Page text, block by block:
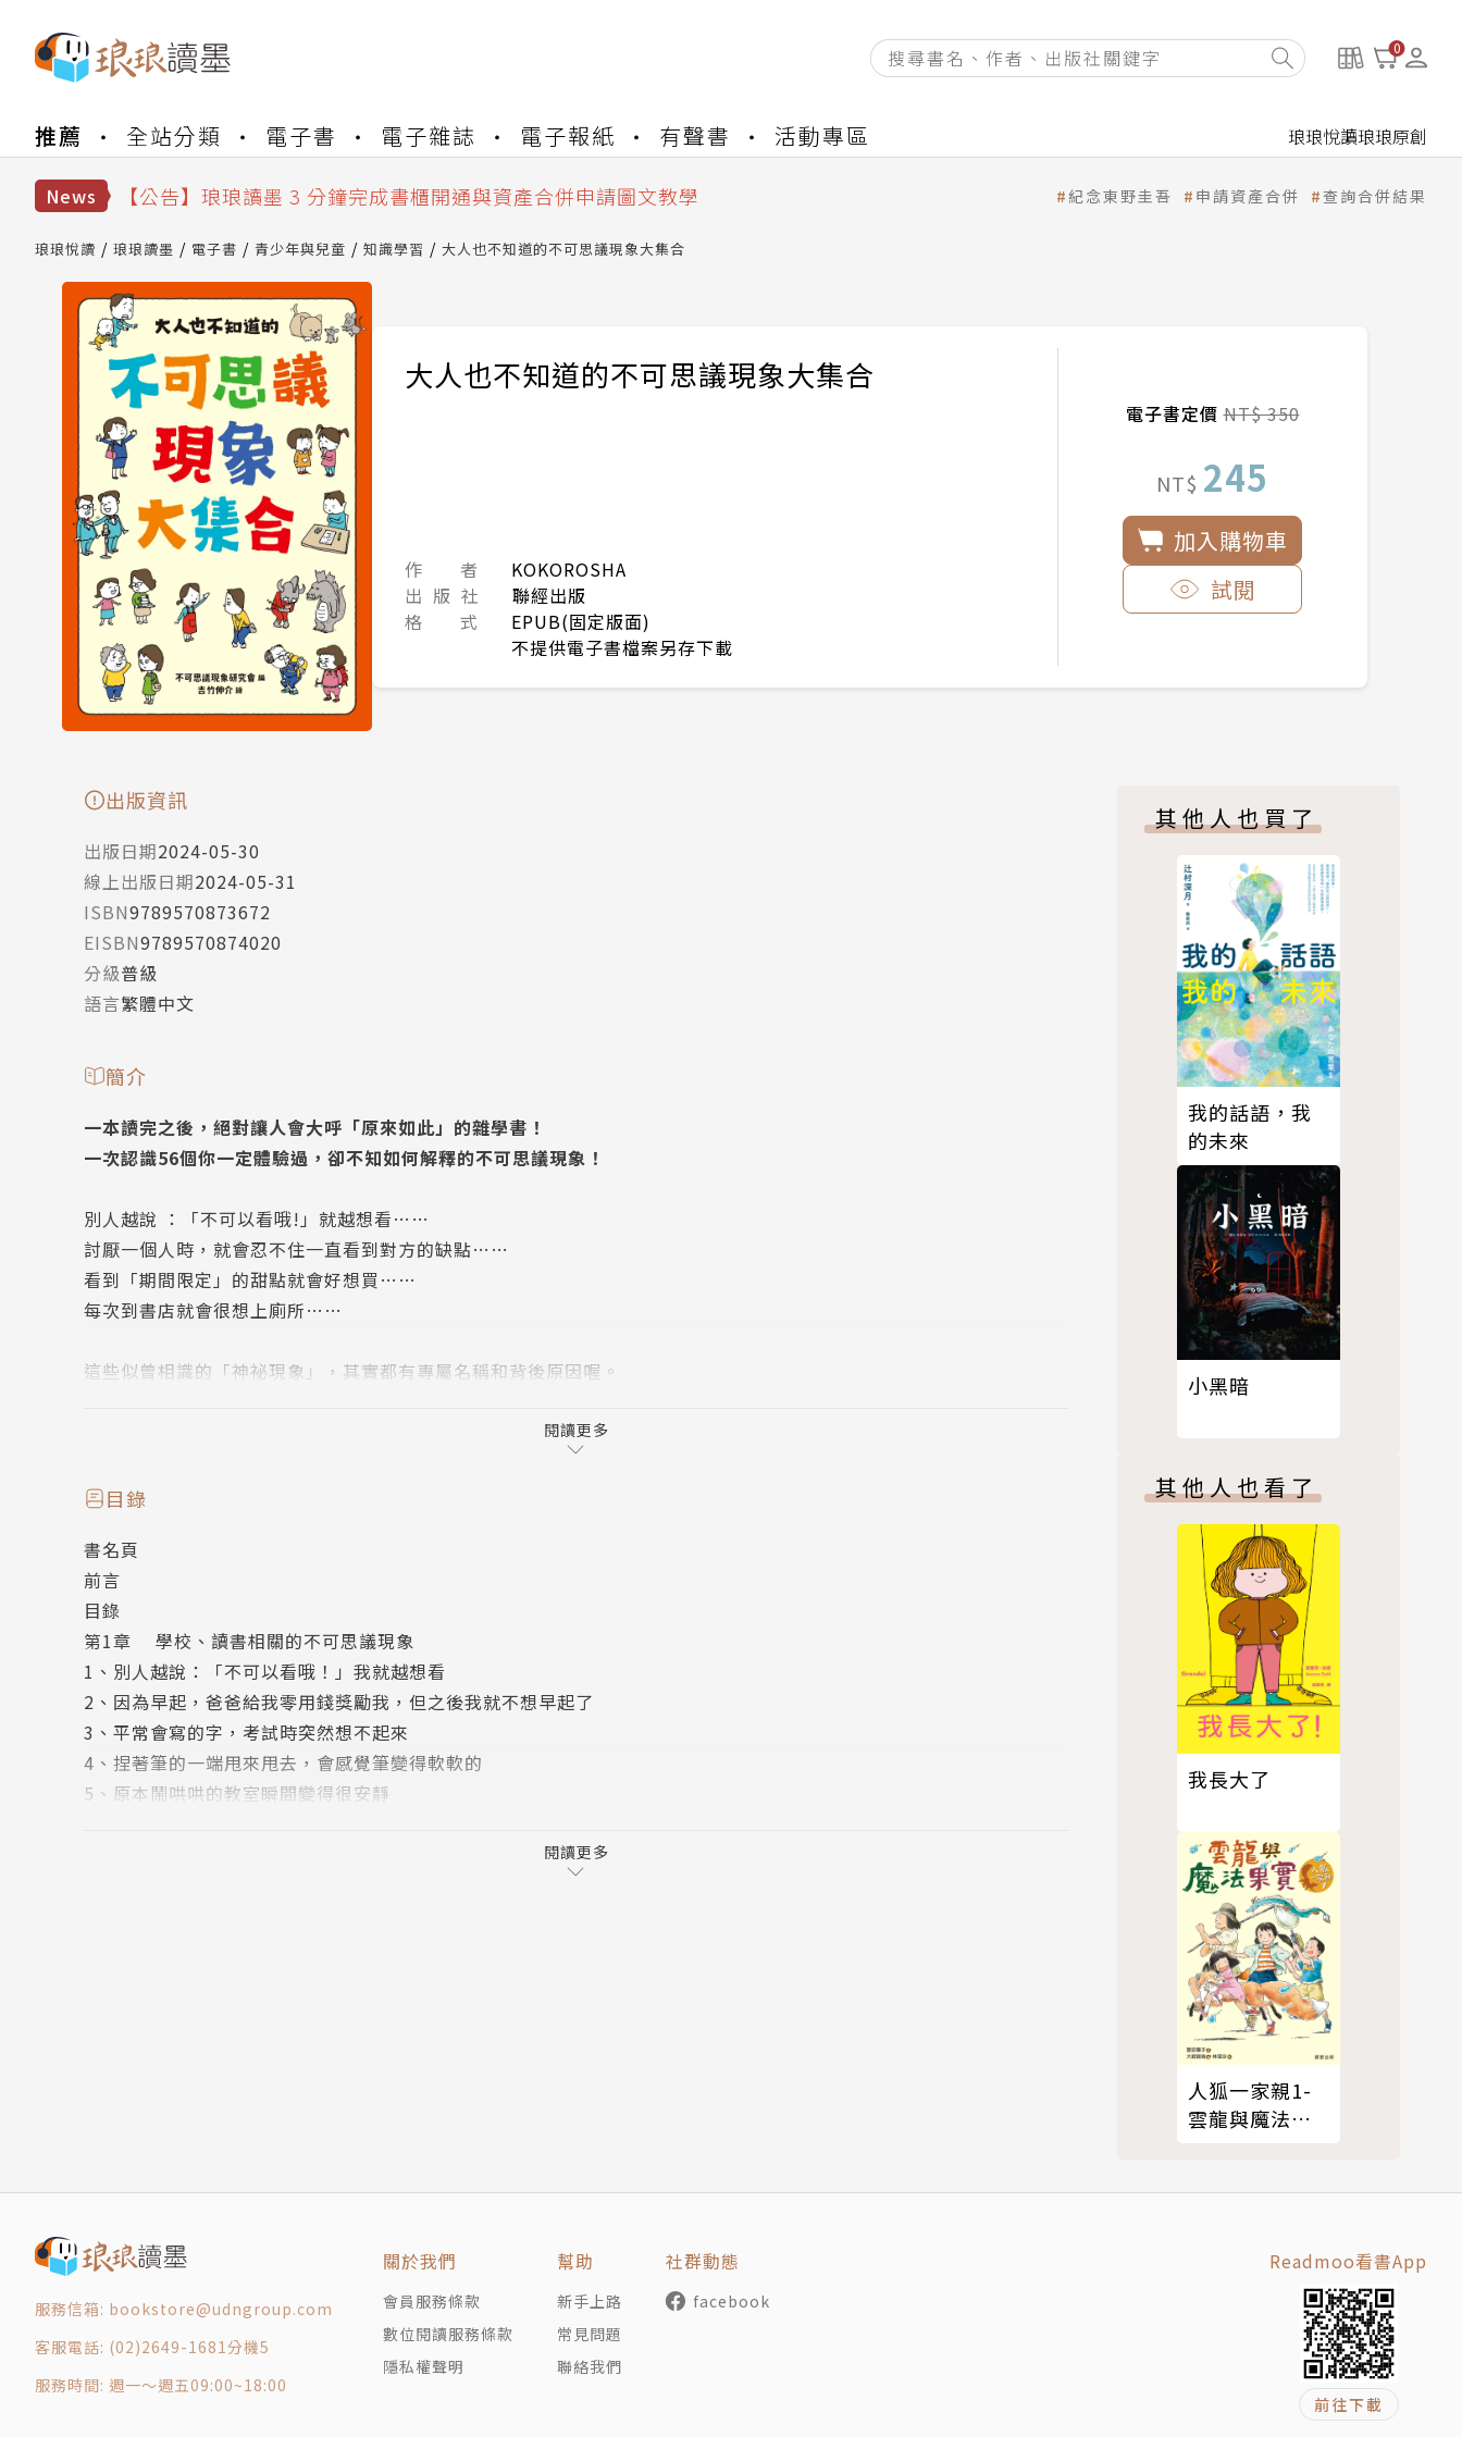
0
推薦 全站分類 電子書 電子雜誌 電子報紙 有聲書 活動專區 琅琅悅讀琅琅原創
News
【公告】琅琅讀墨數位閱讀資產合併與書櫃開通申請
【公告】琅琅讀墨 3 分鐘完成書櫃開通與資產合併申請圖文教學
【公告】琅琅讀墨數位閱讀資產合併與書櫃開通申請
紀念東野圭吾 申請資產合併 查詢合併結果
琅琅悅讀 琅琅讀墨 電子書 青少年與兒童 知識學習 大人也不知道的不可思議現象大集合
大人也不知道的不可思議現象大集合
作 者
KOKOROSHA
出 版 社
聯經出版
格 式
EPUB(固定版面)
不提供電子書檔案另存下載
電子書定價NT$ 350
NT$ 245
加入購物車
試閱
出版資訊
出版日期2024-05-30
線上出版日期2024-05-31
ISBN9789570873672
EISBN9789570874020
分級普級
語言繁體中文
簡介
一本讀完之後，絕對讓人會大呼「原來如此」的雜學書！
一次認識56個你一定體驗過，卻不知如何解釋的不可思議現象！
別人越說 ：「不可以看哦!」就越想看……
討厭一個人時，就會忍不住一直看到對方的缺點……
看到「期間限定」的甜點就會好想買……
每次到書店就會很想上廁所……
這些似曾相識的「神祕現象」，其實都有專屬名稱和背後原因喔。
本書收錄56個在日常生活中經常會遇到，但多數人無法好好解釋的奇妙現象，分成學校讀書、人際關係、發生在自己身
上、日常生活以及身體相關的五個類別，並針對這些現象，找出發生原因，提出專業解釋，以及延伸小知識。內容充滿趣
同。
人氣插畫家吉竹伸介，趣味插畫，幽默詮釋。
本書邀請當紅的人氣插畫家吉竹伸介，以他特有的幽默且具有哲學風格的插畫，詮釋這些不可思議的現象。有些插圖讓人
捧腹大笑，有些插圖則讓人深思，在閱讀文字說明之外，更多了一層特別的樂趣。
趕快翻開書頁，和孩子一起享受這本充滿樂趣，又能獲得知識的趣味雜學書！
合作邀約：hanayusuke@gmail.com
繪者：吉竹伸介
一九七三年出生於神奈川縣。繪本作家、插畫家，筑波大學大學院藝術研究科綜合造型課程修畢。活躍於書籍插畫、裝
幀、插畫小說等各個領域，著有《這是蘋果嗎？或許是喔》、《脫不下來啊！》、《什麼都有書店》、《胡思亂想很有
用》（以上中文版由三采出版）。
閱讀更多
目錄
書名頁
前言
目錄
第1章 學校、讀書相關的不可思議現象
1、別人越說：「不可以看哦！」我就越想看
2、因為早起，爸爸給我零用錢獎勵我，但之後我就不想早起了
3、平常會寫的字，考試時突然想不起來
4、捏著筆的一端甩來甩去，會感覺筆變得軟軟的
5、原本鬧哄哄的教室瞬間變得很安靜
7、正想去讀書時，一聽到爸媽說：「快去讀書！」就想休息了
16、原本以為朋友也會喜歡同一個YouTuber，結果和我想的不一樣
18、如果對方和我喜歡同一部動漫，很快就可以玩在一起
19、即使一開始沒有感覺，如果對方一直表達善意，我也會慢慢喜歡上對方
20、看見平常害怕的老師溫柔的帶著小狗散步，會覺得老師其實沒有那麼恐怖
一起猜猜看②
第3章 發生在自己身上的不可思議現象
閱讀更多
其他人也買了
我的話語，我
的未來
小黑暗
其他人也看了
我長大了
人狐一家親1-
雲龍與魔法果
服務信箱: bookstore@udngroup.com
客服電話: (02)2649-1681分機5
服務時間: 週一～週五09:00~18:00
關於我們
會員服務條款
數位閱讀服務條款
隱私權聲明
幫助
新手上路
常見問題
聯絡我們
社群動態
facebook
Readmoo看書App
前往下載